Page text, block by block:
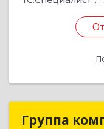
Группа